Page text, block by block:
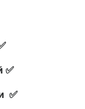
✅
✅